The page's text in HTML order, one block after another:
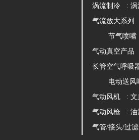
涡流制冷 : 涡
气流放大系列
节气喷嘴
气动真空产品
长管空气呼吸
电动送风
气动风机 : 文
气动风枪 : 油
气管/接头/过